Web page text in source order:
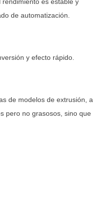
de automatización.
y efecto rápido.
de modelos de extrusión, a
pero no grasosos, sino que